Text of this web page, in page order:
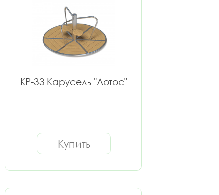
КР-33 Карусель "Лотос"
Купить